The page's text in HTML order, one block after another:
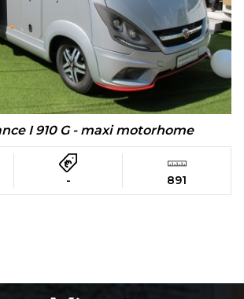
I 910 G - maxi motorhome
- 891